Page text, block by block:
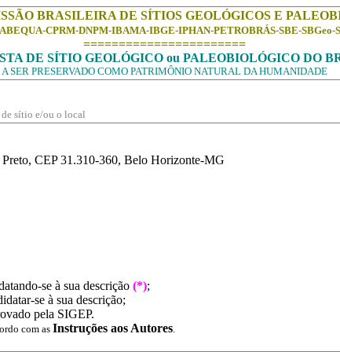
BRASILEIRA DE SÍTIOS GEOLÓGICOS E
CPRM-DNPM-IBAMA-IBGE-IPHAN-PETROBRÁS-SBE-SBGeo-
=======================
DE SÍTIO GEOLÓGICO ou PALEOBIOLÓGICO DO
A SER PRESERVADO COMO PATRIMÔNIO NATURAL DA HUMANIDADE
sítio e/ou o local
CEP 31.310-360, Belo Horizonte-MG
se à sua descrição (*);
se à sua descrição;
pela SIGEP.
com asInstruções aos Autores.